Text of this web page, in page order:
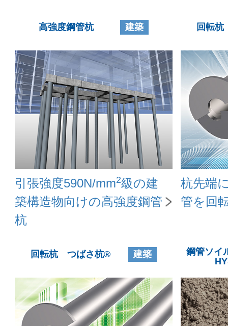
高強度鋼管杭 建築
引張強度590N/mm2級の建
築構造物向けの高強度鋼管
杭
回転
杭先端
管を回
回転杭 つばさ杭®︎ 建築
鋼管ソイ